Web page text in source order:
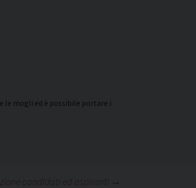
le mogli ed è possibile portare i
candidati ed aspiranti →